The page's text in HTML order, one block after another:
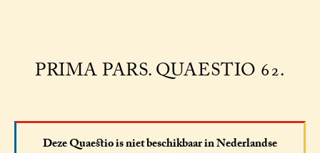
PRIMA PARS. QUAESTIO 62.
Deze Quaestio is niet beschikbaar in Nederlandse